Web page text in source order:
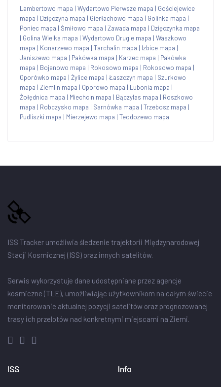
Lambertowo mapa | Wydartowo Pierwsze mapa | Gościejewice
mapa | Dzięczyna mapa | Gierłachowo mapa | Golinka mapa |
Poniec mapa | Śmiłowo mapa | Zawada mapa | Dzięczynka mapa
| Golina Wielka mapa | Wydartowo Drugie mapa | Waszkowo
mapa | Konarzewo mapa | Tarchalin mapa | Izbice mapa |
Janiszewo mapa | Pakówka mapa | Karzec mapa | Pakówka
mapa | Bojanowo mapa | Rokosowo mapa | Rokosowo mapa |
Oporówko mapa | Żylice mapa | Łaszczyn mapa | Szurkowo
mapa | Ziemlin mapa | Oporowo mapa | Lubonia mapa |
Żołędnica mapa | Miechcin mapa | Bączylas mapa | Roszkowo
mapa | Robczysko mapa | Sarnówka mapa | Trzebosz mapa |
Pudliszki mapa | Mierzejewo mapa | Teodozewo mapa
ISS Tracker umożliwia śledzenie trajektorii Międzynarodowej
Stacji Kosmicznej (ISS) oraz innych satelitów.
Serwis wykorzystuje dane udostępniane przez agencje
kosmiczne (TLE), umożliwiając użytkownikom na całym świecie
monitorowanie aktualnej pozycji satelitów oraz prognozowanej
trasy ich przelotów nad konkretnymi miejscami na Ziemi.
ISS Info